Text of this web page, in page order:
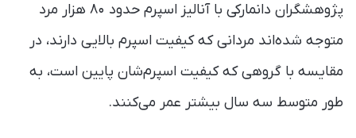
پژوهشگران دانمارکی با آنالیز اسپرم حدود ۸۰ هزار مرد
متوجه شده‌اند مردانی که کیفیت اسپرم بالایی دارند، در
مقایسه با گروهی که کیفیت اسپرم‌شان پایین است، به
طور متوسط سه سال بیشتر عمر می‌کنند.